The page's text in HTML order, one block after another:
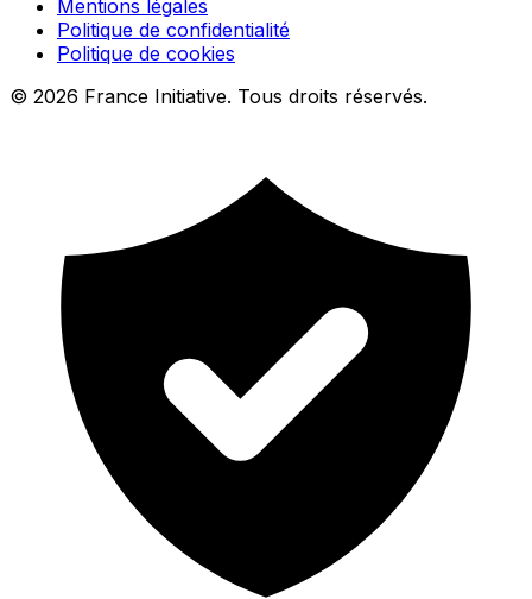
Mentions légales
Politique de confidentialité
Politique de cookies
© 2026 France Initiative. Tous droits réservés.